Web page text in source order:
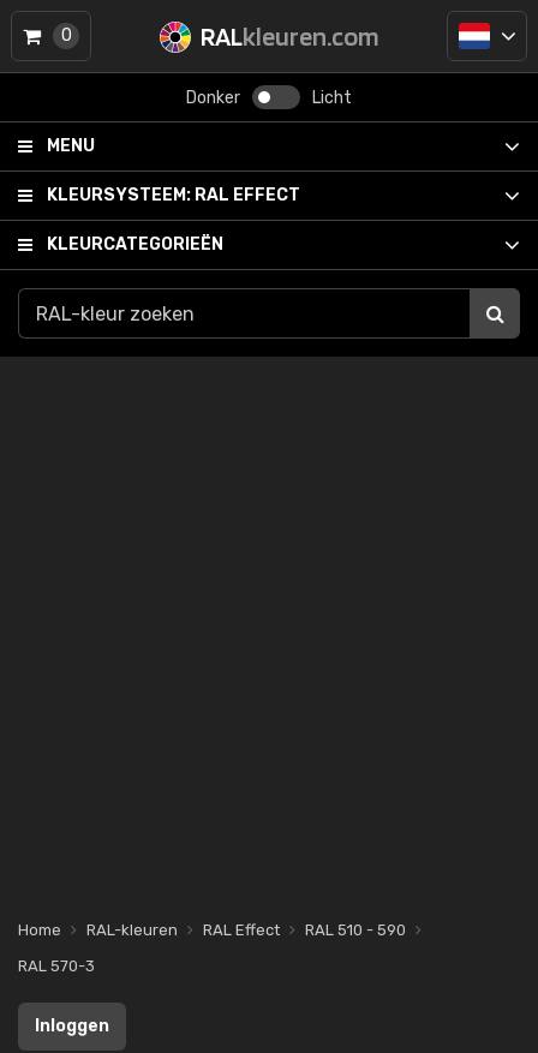
RALkleuren.com
Donker Licht
MENU
KLEURSYSTEEM: RAL EFFECT
KLEURCATEGORIEËN
0
Home RAL-kleuren RAL Effect
RAL 510 - 590
RAL 570-3
Inloggen